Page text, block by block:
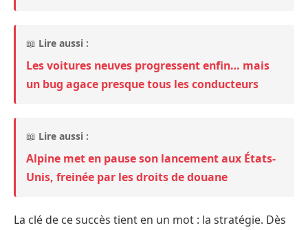
📖 Lire aussi :
Les voitures neuves progressent enfin… mais
un bug agace presque tous les conducteurs
📖 Lire aussi :
Alpine met en pause son lancement aux États-
Unis, freinée par les droits de douane
La clé de ce succès tient en un mot : la stratégie. Dès